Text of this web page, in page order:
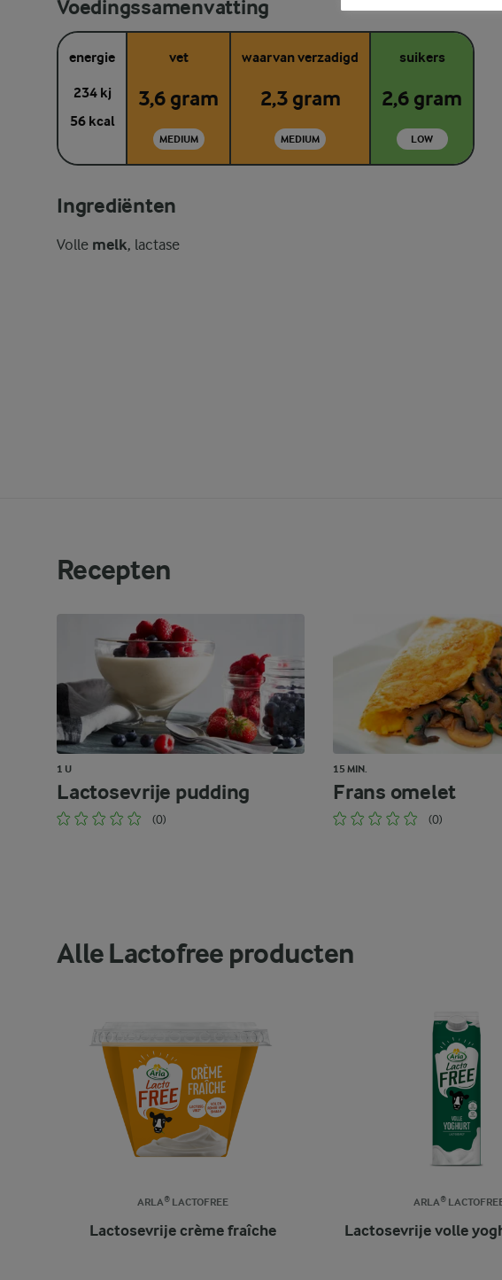
Voedingssamenvatting
energie
234 kj
56 kcal
vet
3,6 gram
MEDIUM
waarvan verzadigd
2,3 gram
MEDIUM
suikers
2,6 gram
LOW
Ingrediënten
Volle melk, lactase
Recepten
1 U
Lactosevrije pudding
(0)
15 MIN.
Frans omelet
(0)
Alle Lactofree producten
ARLA® LACTOFREE
Lactosevrije crème fraîche
ARLA®
Lactosevrije volle